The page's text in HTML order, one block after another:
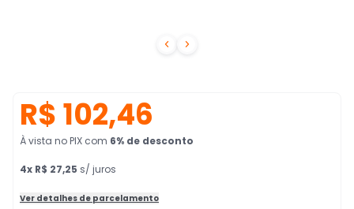
 
R$ 102,46
À vista no PIX com 6% de desconto
4x R$ 27,25 s/ juros
Ver detalhes de parcelamento